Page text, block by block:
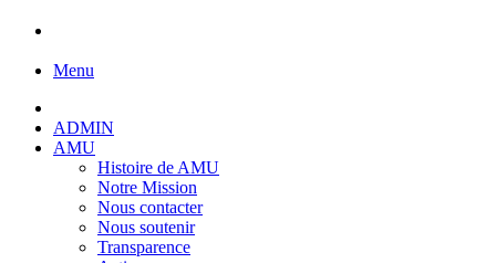
Menu
ADMIN
AMU
Histoire de AMU
Notre Mission
Nous contacter
Nous soutenir
Transparence